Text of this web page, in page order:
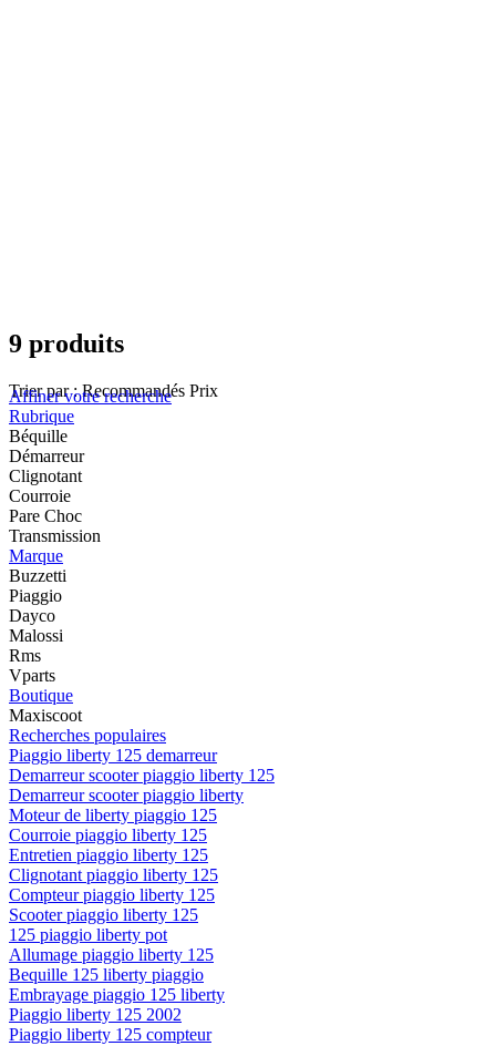
9 produits
Trier par : Recommandés Prix
Affiner votre recherche
Rubrique
Béquille
Démarreur
Clignotant
Courroie
Pare Choc
Transmission
Marque
Buzzetti
Piaggio
Dayco
Malossi
Rms
Vparts
Boutique
Maxiscoot
Recherches populaires
Piaggio liberty 125 demarreur
Demarreur scooter piaggio liberty 125
Demarreur scooter piaggio liberty
Moteur de liberty piaggio 125
Courroie piaggio liberty 125
Entretien piaggio liberty 125
Clignotant piaggio liberty 125
Compteur piaggio liberty 125
Scooter piaggio liberty 125
125 piaggio liberty pot
Allumage piaggio liberty 125
Bequille 125 liberty piaggio
Embrayage piaggio 125 liberty
Piaggio liberty 125 2002
Piaggio liberty 125 compteur